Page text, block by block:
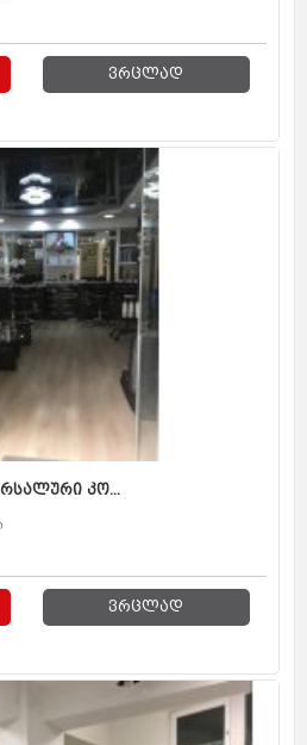
ვრცლად
კო...
ვრცლად